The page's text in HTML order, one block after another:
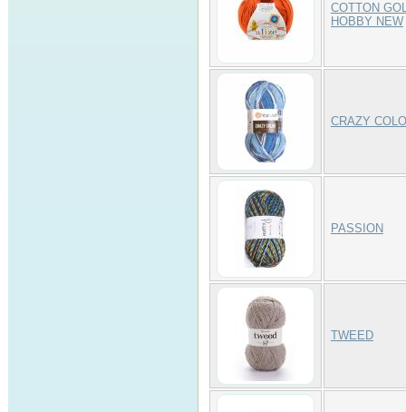
COTTON
HOBBY NEW
CRAZY
PASSION
TWEED